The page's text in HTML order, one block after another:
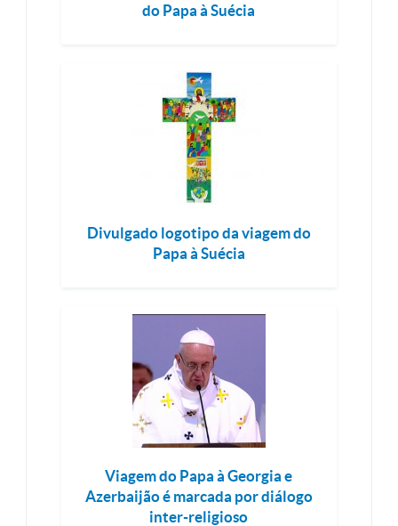
do Papa à Suécia
Divulgado logotipo da viagem do
Papa à Suécia
Viagem do Papa à Georgia e
Azerbaijão é marcada por diálogo
inter-religioso